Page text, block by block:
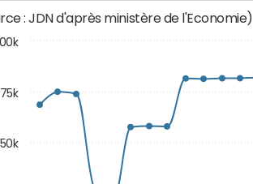
: JDN d'après ministère de l'Economie)
100k
50k
75k